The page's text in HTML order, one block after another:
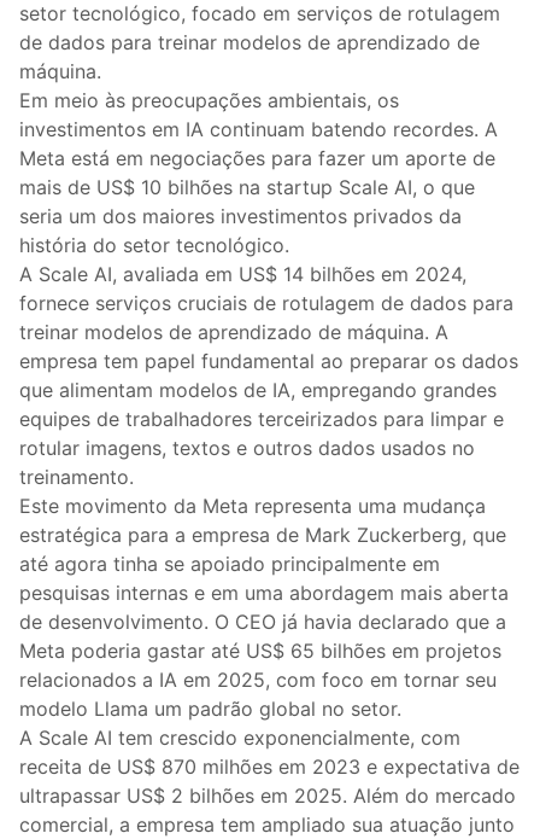
setor tecnológico, focado em serviços de rotulagem
de dados para treinar modelos de aprendizado de
máquina.
Em meio às preocupações ambientais, os
investimentos em IA continuam batendo recordes. A
Meta está em negociações para fazer um aporte de
mais de US$ 10 bilhões na startup Scale AI, o que
seria um dos maiores investimentos privados da
história do setor tecnológico.
A Scale AI, avaliada em US$ 14 bilhões em 2024,
fornece serviços cruciais de rotulagem de dados para
treinar modelos de aprendizado de máquina. A
empresa tem papel fundamental ao preparar os dados
que alimentam modelos de IA, empregando grandes
equipes de trabalhadores terceirizados para limpar e
rotular imagens, textos e outros dados usados no
treinamento.
Este movimento da Meta representa uma mudança
estratégica para a empresa de Mark Zuckerberg, que
até agora tinha se apoiado principalmente em
pesquisas internas e em uma abordagem mais aberta
de desenvolvimento. O CEO já havia declarado que a
Meta poderia gastar até US$ 65 bilhões em projetos
relacionados a IA em 2025, com foco em tornar seu
modelo Llama um padrão global no setor.
A Scale AI tem crescido exponencialmente, com
receita de US$ 870 milhões em 2023 e expectativa de
ultrapassar US$ 2 bilhões em 2025. Além do mercado
comercial, a empresa tem ampliado sua atuação junto